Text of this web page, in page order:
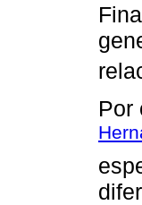
Por